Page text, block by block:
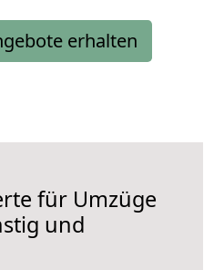
erhalten
für Umzüge
und